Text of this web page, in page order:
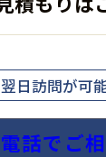
日訪問が可
電話でご